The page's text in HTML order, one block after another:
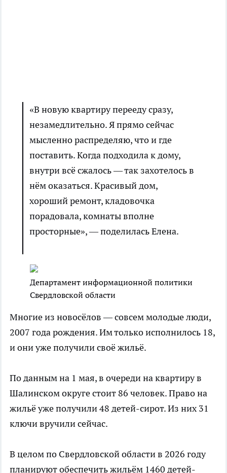
«В новую квартиру перееду сразу,
незамедлительно. Я прямо сейчас
мысленно распределяю, что и где
поставить. Когда подходила к дому,
внутри всё сжалось — так захотелось в
нём оказаться. Красивый дом,
хороший ремонт, кладовочка
порадовала, комнаты вполне
просторные», — поделилась Елена.
Департамент информационной политики
Свердловской области
Многие из новосёлов — совсем молодые люди,
2007 года рождения. Им только исполнилось 18,
и они уже получили своё жильё.
По данным на 1 мая, в очереди на квартиру в
Шалинском округе стоит 86 человек. Право на
жильё уже получили 48 детей-сирот. Из них 31
ключи вручили сейчас.
В целом по Свердловской области в 2026 году
планируют обеспечить жильём 1460 детей-